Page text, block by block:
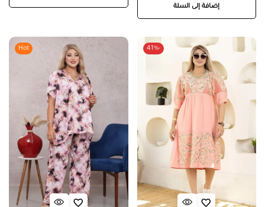
إضافة إلى السلة
-41%
Hot